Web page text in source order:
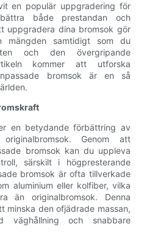
en populär uppgradering för
både prestandan och
uppgradera dina bromsok gör
samtidigt som du
och den övergripande
kommer att utforska
bromsok är en så
en betydande förbättring av
Genom att
bromsok kan du uppleva
särskilt i högpresterande
bromsok är ofta tillverkade
aluminium eller kolfiber, vilka
än originalbromsok. Denna
minska den ofjädrade massan,
och snabbare